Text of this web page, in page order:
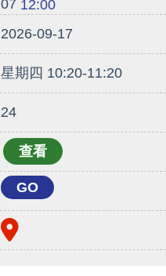
07 12:00
2026-09-17
星期四 10:20-11:20
24
GO